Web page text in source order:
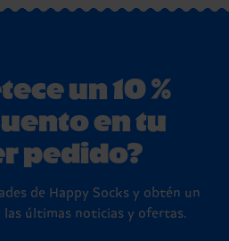
un 10 %
en tu
pedido?
de Happy Socks y obtén un
las últimas noticias y ofertas.